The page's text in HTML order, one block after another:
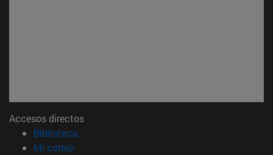
Accesos directos
Biblioteca
Mi correo(abre en nueva ventana)